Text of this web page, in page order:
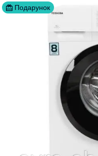
Подарунок